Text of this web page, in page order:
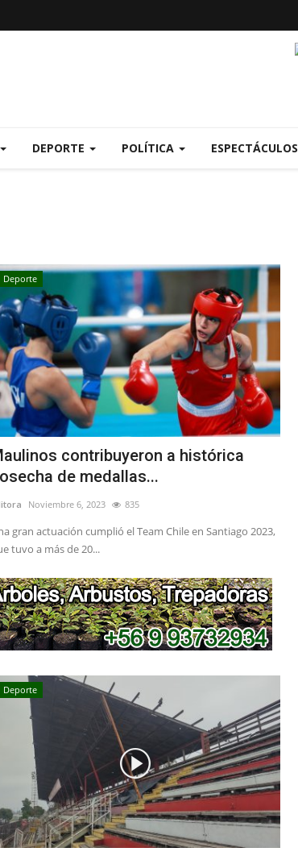
DEPORTE POLÍTICA ESPECTÁCULOS
Deporte
contribuyeron a histórica
de medallas...
Noviembre 6, 2023 835
gran actuación cumplió el Team Chile en Santiago 2023,
tuvo a más de 20...
Deporte